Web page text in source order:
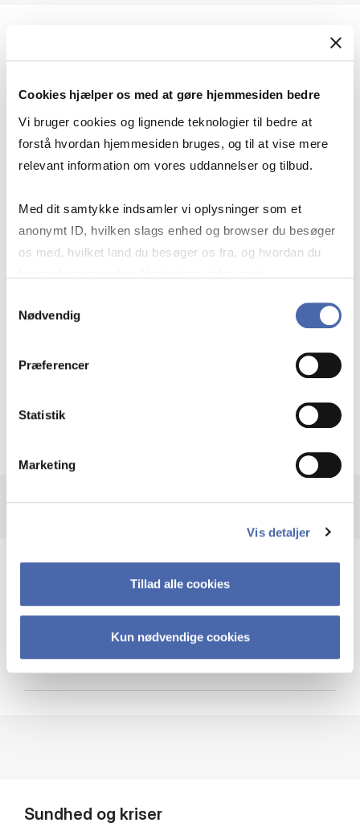
Cookies hjælper os med at gøre hjemmesiden bedre
Vi bruger cookies og lignende teknologier til bedre at
forstå hvordan hjemmesiden bruges, og til at vise mere
relevant information om vores uddannelser og tilbud.
Med dit samtykke indsamler vi oplysninger som et
anonymt ID, hvilken slags enhed og browser du besøger
os med, hvilket land du besøger os fra, og hvordan du
markedsføring. Du bestemmer selv - og kan altid trække
Nødvendig
Præferencer
Statistik
Marketing
Vis detaljer
Tillad alle cookies
Kun nødvendige cookies
Geopolitik og businesssikkerhed
navigerer man som virksomhed?
Krigen i Ukraine
Cybersikkerhed
Sundhed og kriser